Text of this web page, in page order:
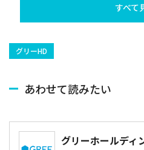
すべて
グリーHD
あわせて読みたい
グリーホールディ